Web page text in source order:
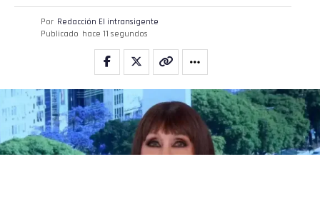
Por Redacción El intransigente
Publicado hace 11 segundos